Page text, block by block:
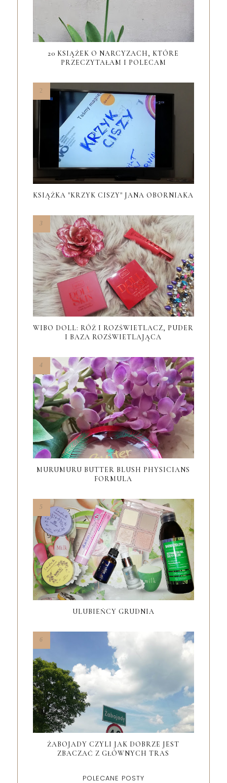
20 KSIĄŻEK O NARCYZACH, KTÓRE
PRZECZYTAŁAM I POLECAM
KSIĄŻKA "KRZYK CISZY" JANA OBORNIAKA
WIBO DOLL: RÓŻ I ROZŚWIETLACZ, PUDER
I BAZA ROZŚWIETLAJĄCA
MURUMURU BUTTER BLUSH PHYSICIANS
FORMULA
ULUBIEŃCY GRUDNIA
ŻABOJADY CZYLI JAK DOBRZE JEST
ZBACZAĆ Z GŁÓWNYCH TRAS
POLECANE POSTY